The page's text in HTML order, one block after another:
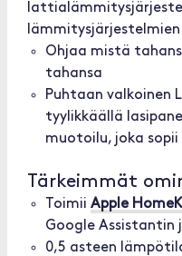
Ohjaa mistä
tahansa
Puhtaan valkoinen
tyylikkäällä
muotoilu, joka sopii
Tärkeimmät
Toimii Apple
Google Assistantin
0,5 asteen